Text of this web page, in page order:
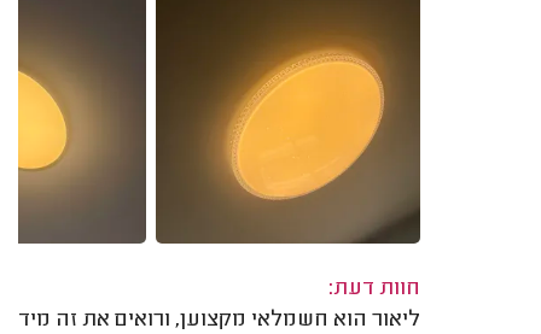
חוות דעת:
ליאור הוא חשמלאי מקצוען, ורואים את זה מיד